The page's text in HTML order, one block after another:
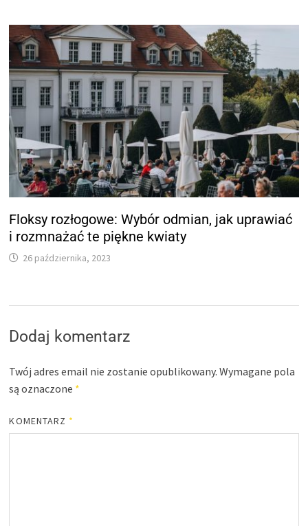
Floksy rozłogowe: Wybór odmian, jak uprawiać
i rozmnażać te piękne kwiaty
26 października, 2023
Dodaj komentarz
Twój adres email nie zostanie opublikowany. Wymagane pola
są oznaczone *
KOMENTARZ *